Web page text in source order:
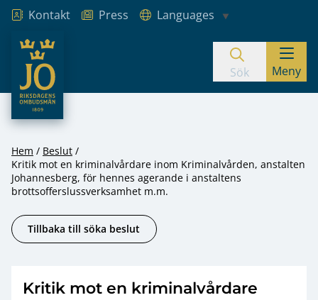
Hoppa till innehåll
Kontakt Press
Languages
JO – Riksdagens Ombudsmän
Sök Meny
Hem
Beslut
Kritik mot en kriminalvårdare inom Kriminalvården, anstalten
Johannesberg, för hennes agerande i anstaltens
brottsofferslussverksamhet m.m.
Tillbaka till söka beslut
Kritik mot en kriminalvårdare